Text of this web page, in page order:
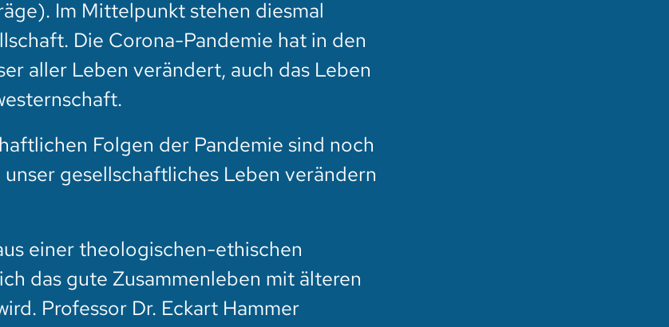
Im Mittelpunkt stehen diesmal
Die Corona-Pandemie hat in den
aller Leben verändert, auch das Leben
Folgen der Pandemie sind noch
gesellschaftliches Leben verändern
einer theologischen-ethischen
das gute Zusammenleben mit älteren
Professor Dr. Eckart Hammer